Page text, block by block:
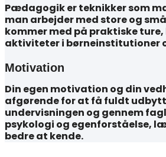
Pædagogik er teknikker som
man arbejder med store og
kommer med på praktiske
aktiviteter i børneinstitutioner
Motivation
Din egen motivation og din
afgørende for at få fuldt
undervisningen og gennem
psykologi og egenforståelse,
bedre at kende.